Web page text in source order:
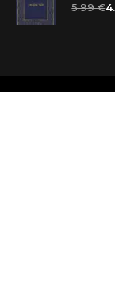
5.99 €